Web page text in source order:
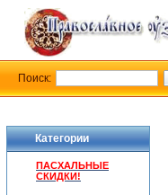
Категории
ПАСХАЛЬНЫЕ
СКИДКИ!
Поиск: